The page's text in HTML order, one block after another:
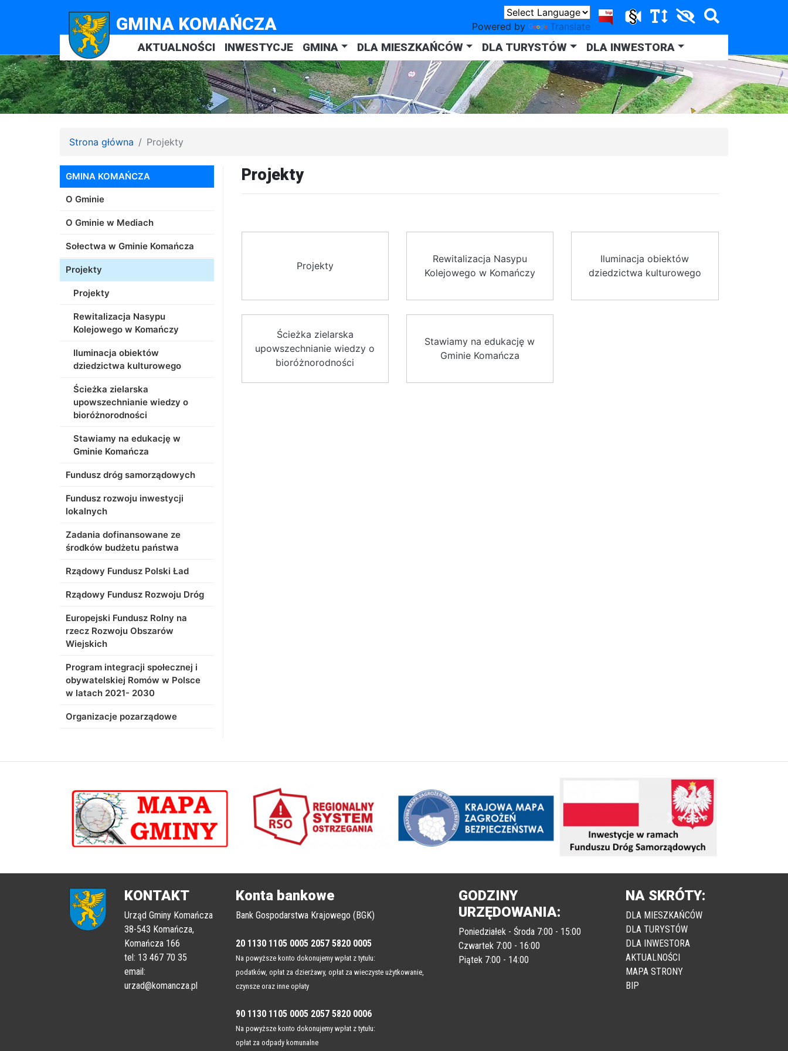
Powered by Translate
GMINA KOMAŃCZA
AKTUALNOŚCI INWESTYCJE GMINA DLA MIESZKAŃCÓW DLA TURYSTÓW DLA INWESTORA
Strona główna Projekty
GMINA KOMAŃCZA
O Gminie
O Gminie w Mediach
Sołectwa w Gminie Komańcza
Projekty
Projekty
Rewitalizacja Nasypu
Kolejowego w Komańczy
Iluminacja obiektów
dziedzictwa kulturowego
Ścieżka zielarska
upowszechnianie wiedzy o
bioróżnorodności
Stawiamy na edukację w
Gminie Komańcza
Fundusz dróg samorządowych
Fundusz rozwoju inwestycji
lokalnych
Zadania dofinansowane ze
środków budżetu państwa
Rządowy Fundusz Polski Ład
Rządowy Fundusz Rozwoju Dróg
Europejski Fundusz Rolny na
rzecz Rozwoju Obszarów
Wiejskich
Program integracji społecznej i
obywatelskiej Romów w Polsce
w latach 2021- 2030
Organizacje pozarządowe
Projekty
Projekty
Rewitalizacja Nasypu
Kolejowego w Komańczy
Iluminacja obiektów
dziedzictwa kulturowego
Ścieżka zielarska
upowszechnianie wiedzy o
bioróżnorodności
Stawiamy na edukację w
Gminie Komańcza
poprzednii Następny
KONTAKT
Urząd Gminy Komańcza
38-543 Komańcza,
Komańcza 166
tel: 13 467 70 35
email:
urzad@komancza.pl
Konta bankowe
Bank Gospodarstwa Krajowego (BGK)
20 1130 1105 0005 2057 5820 0005
Na powyższe konto dokonujemy wpłat z tytułu:
podatków, opłat za dzierżawy, opłat za wieczyste użytkowanie,
czynsze oraz inne opłaty
90 1130 1105 0005 2057 5820 0006
Na powyższe konto dokonujemy wpłat z tytułu:
opłat za odpady komunalne
GODZINY
URZĘDOWANIA:
Poniedziałek - Środa 7:00 - 15:00
Czwartek 7:00 - 16:00
Piątek 7:00 - 14:00
NA SKRÓTY:
DLA MIESZKAŃCÓW
DLA TURYSTÓW
DLA INWESTORA
AKTUALNOŚCI
MAPA STRONY
BIP